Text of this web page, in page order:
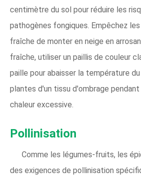
centimètre du sol pour réduire les
pathogènes fongiques. Empêchez
fraîche de monter en neige en
fraîche, utiliser un paillis de couleur
paille pour abaisser la température
plantes d'un tissu d'ombrage
chaleur excessive.
Pollinisation
Comme les légumes-fruits, les
des exigences de pollinisation